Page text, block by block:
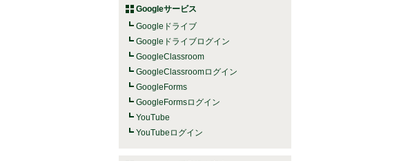
Googleサービス
Googleドライブ
Googleドライブログイン
GoogleClassroom
GoogleClassroomログイン
GoogleForms
GoogleFormsログイン
YouTube
YouTubeログイン